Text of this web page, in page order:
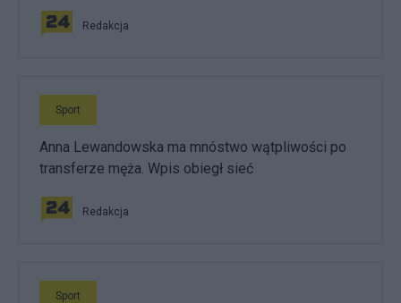
Redakcja
Sport
Anna Lewandowska ma mnóstwo wątpliwości po
transferze męża. Wpis obiegł sieć
Redakcja
Sport